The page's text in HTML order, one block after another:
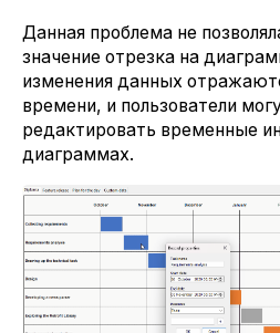
Данная проблема не
значение отрезка на
изменения данных
времени, и пользователи
редактировать временные
диаграммах.